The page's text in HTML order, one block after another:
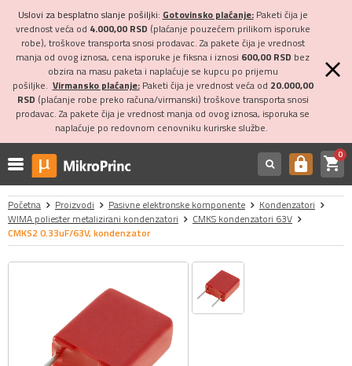
Uslovi za besplatno slanje pošiljki: Gotovinsko plaćanje:Paketi čija je
vrednost veća od 4.000,00 RSD (plaćanje pouzećem prilikom isporuke
robe), troškove transporta snosi prodavac. Za pakete čija je vrednost
manja od ovog iznosa, cena isporuke je fiksna i iznosi 600,00 RSD bez
obzira na masu paketa i naplaćuje se kupcu po prijemu
pošiljke. Virmansko plaćanje:Paketi čija je vrednost veća od 20.000,00
RSD (plaćanje robe preko računa/virmanski) troškove transporta snosi
prodavac. Za pakete čija je vrednost manja od ovog iznosa, isporuka se
naplaćuje po redovnom cenovniku kurirske službe.
https shopping_cart0
Početna Proizvodi Pasivne elektronske komponente
Kondenzatori
WIMA poliester metalizirani kondenzatori
CMKS kondenzatori 63V
CMKS2 0.33uF/63V, kondenzator